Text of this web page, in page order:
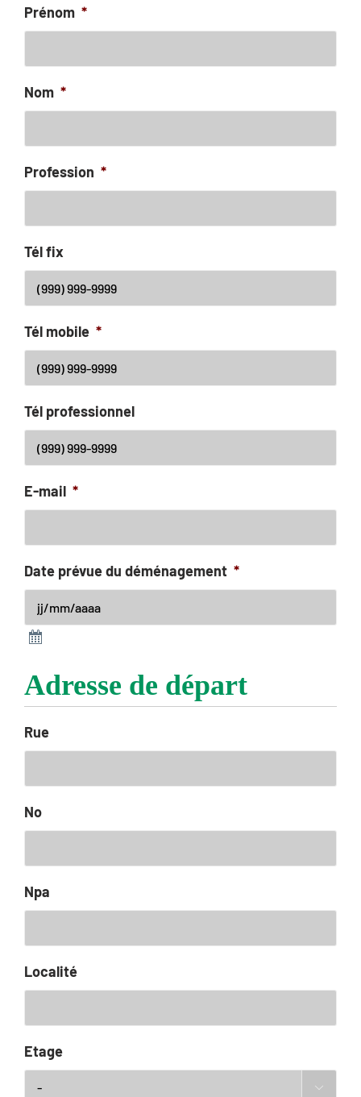
Prénom *
Nom *
Profession *
Tél fix
Tél mobile *
Tél professionnel
E-mail *
Date prévue du déménagement *
Adresse de départ
Rue
No
Npa
Localité
Etage
